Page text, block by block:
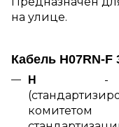
на улице.
Кабель H07RN-F
H
-
комитетом